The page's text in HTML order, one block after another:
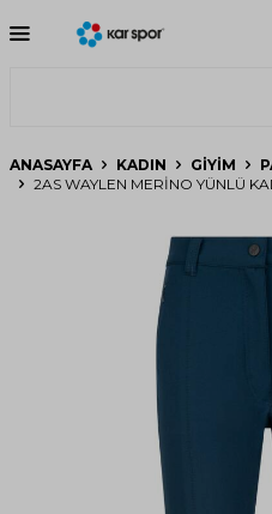
ANASAYFA KADIN GIYIM
2AS WAYLEN MERINO YÜNLÜ